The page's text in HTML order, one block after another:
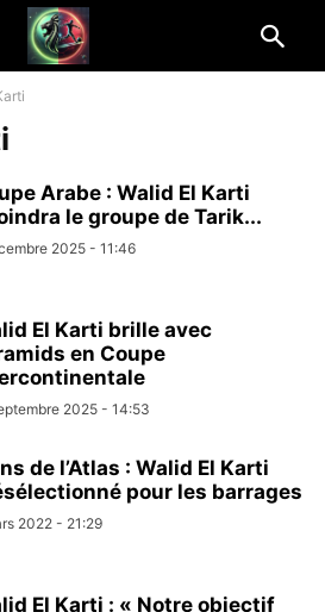
Arabe : Walid El Karti
le groupe de Tarik...
2025 - 11:46
El Karti brille avec
en Coupe
2025 - 14:53
de l’Atlas : Walid El Karti
pour les barrages
2022 - 21:29
El Karti : « Notre objectif